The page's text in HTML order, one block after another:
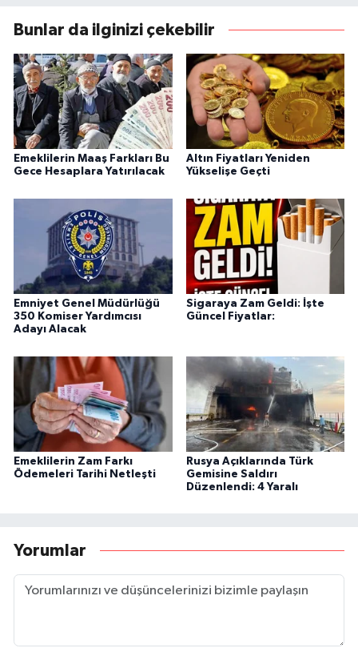
Bunlar da ilginizi çekebilir
Emeklilerin Maaş Farkları Bu
Gece Hesaplara Yatırılacak
Altın Fiyatları Yeniden
Yükselişe Geçti
Emniyet Genel Müdürlüğü
350 Komiser Yardımcısı
Adayı Alacak
Sigaraya Zam Geldi: İşte
Güncel Fiyatlar:
Emeklilerin Zam Farkı
Ödemeleri Tarihi Netleşti
Rusya Açıklarında Türk
Gemisine Saldırı
Düzenlendi: 4 Yaralı
Yorumlar